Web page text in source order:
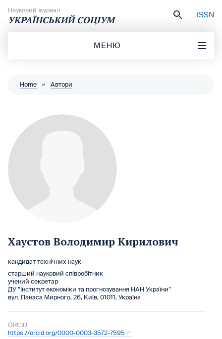
Науковий журнал
УКРАЇНСЬКИЙ СОЦІУМ ISSN
МЕНЮ
Home » Автори
Хаустов Володимир Кирилович
кандидат технічних наук
старший науковий співробітник
учений секретар
ДУ “Інститут економіки та прогнозування НАН України”
вул. Панаса Мирного, 26, Київ, 01011, Україна
ORCID:
https://orcid.org/0000-0003-3572-7595